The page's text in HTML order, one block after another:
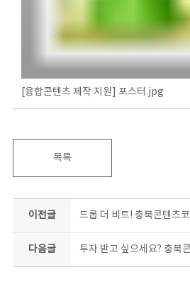
[융합콘텐츠 제작 지원] 포스터.jpg
목록
이전글
다음글